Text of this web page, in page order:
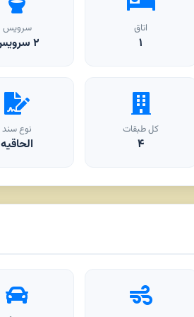
اتاق
۱
سرویس
۲ سرویس
کل طبقات
۴
نوع سند
الحاقیه